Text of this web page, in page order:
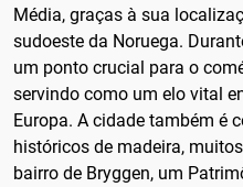
Média, graças à sua
sudoeste da Noruega.
um ponto crucial para o
servindo como um elo vital
Europa. A cidade também é
históricos de madeira,
bairro de Bryggen, um